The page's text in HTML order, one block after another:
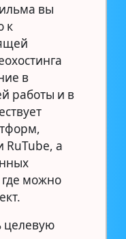
вы
к
в
работы и в
RuTube, а
можно
целевую